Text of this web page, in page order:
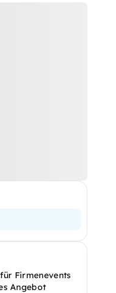
Firmenevents
Angebot